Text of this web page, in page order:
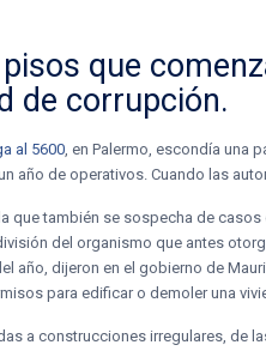
que
de corrupción.
al 5600, en Palermo, escondía una
de operativos. Cuando las
que también se sospecha de
del organismo que antes
año, dijeron en el gobierno de
para edificar o demoler una
a construcciones irregulares, de